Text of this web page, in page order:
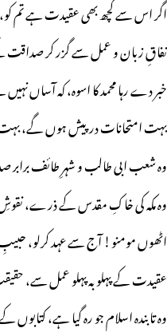
اگر اس سے کچھ بھی عقیدت ہے تم کو، تو
نفاقِ زبان و عمل سے گزر کر صداقت
خبر دے رہا محمد کا اسوہ، کہ آساں
بہت امتحانات درپیش ہوں گے،
وہ شعب ابی طالب و شہرِ طائف
وہ مکہ کی خاکِ مقدس کے ذرے،
اٹھوں مومنو! آج سے عہد کرلو،
عقیدت کے پہلو بہ پہلو عمل سے،
وہ تابندہ اسلام جو رہ گیا ہے،